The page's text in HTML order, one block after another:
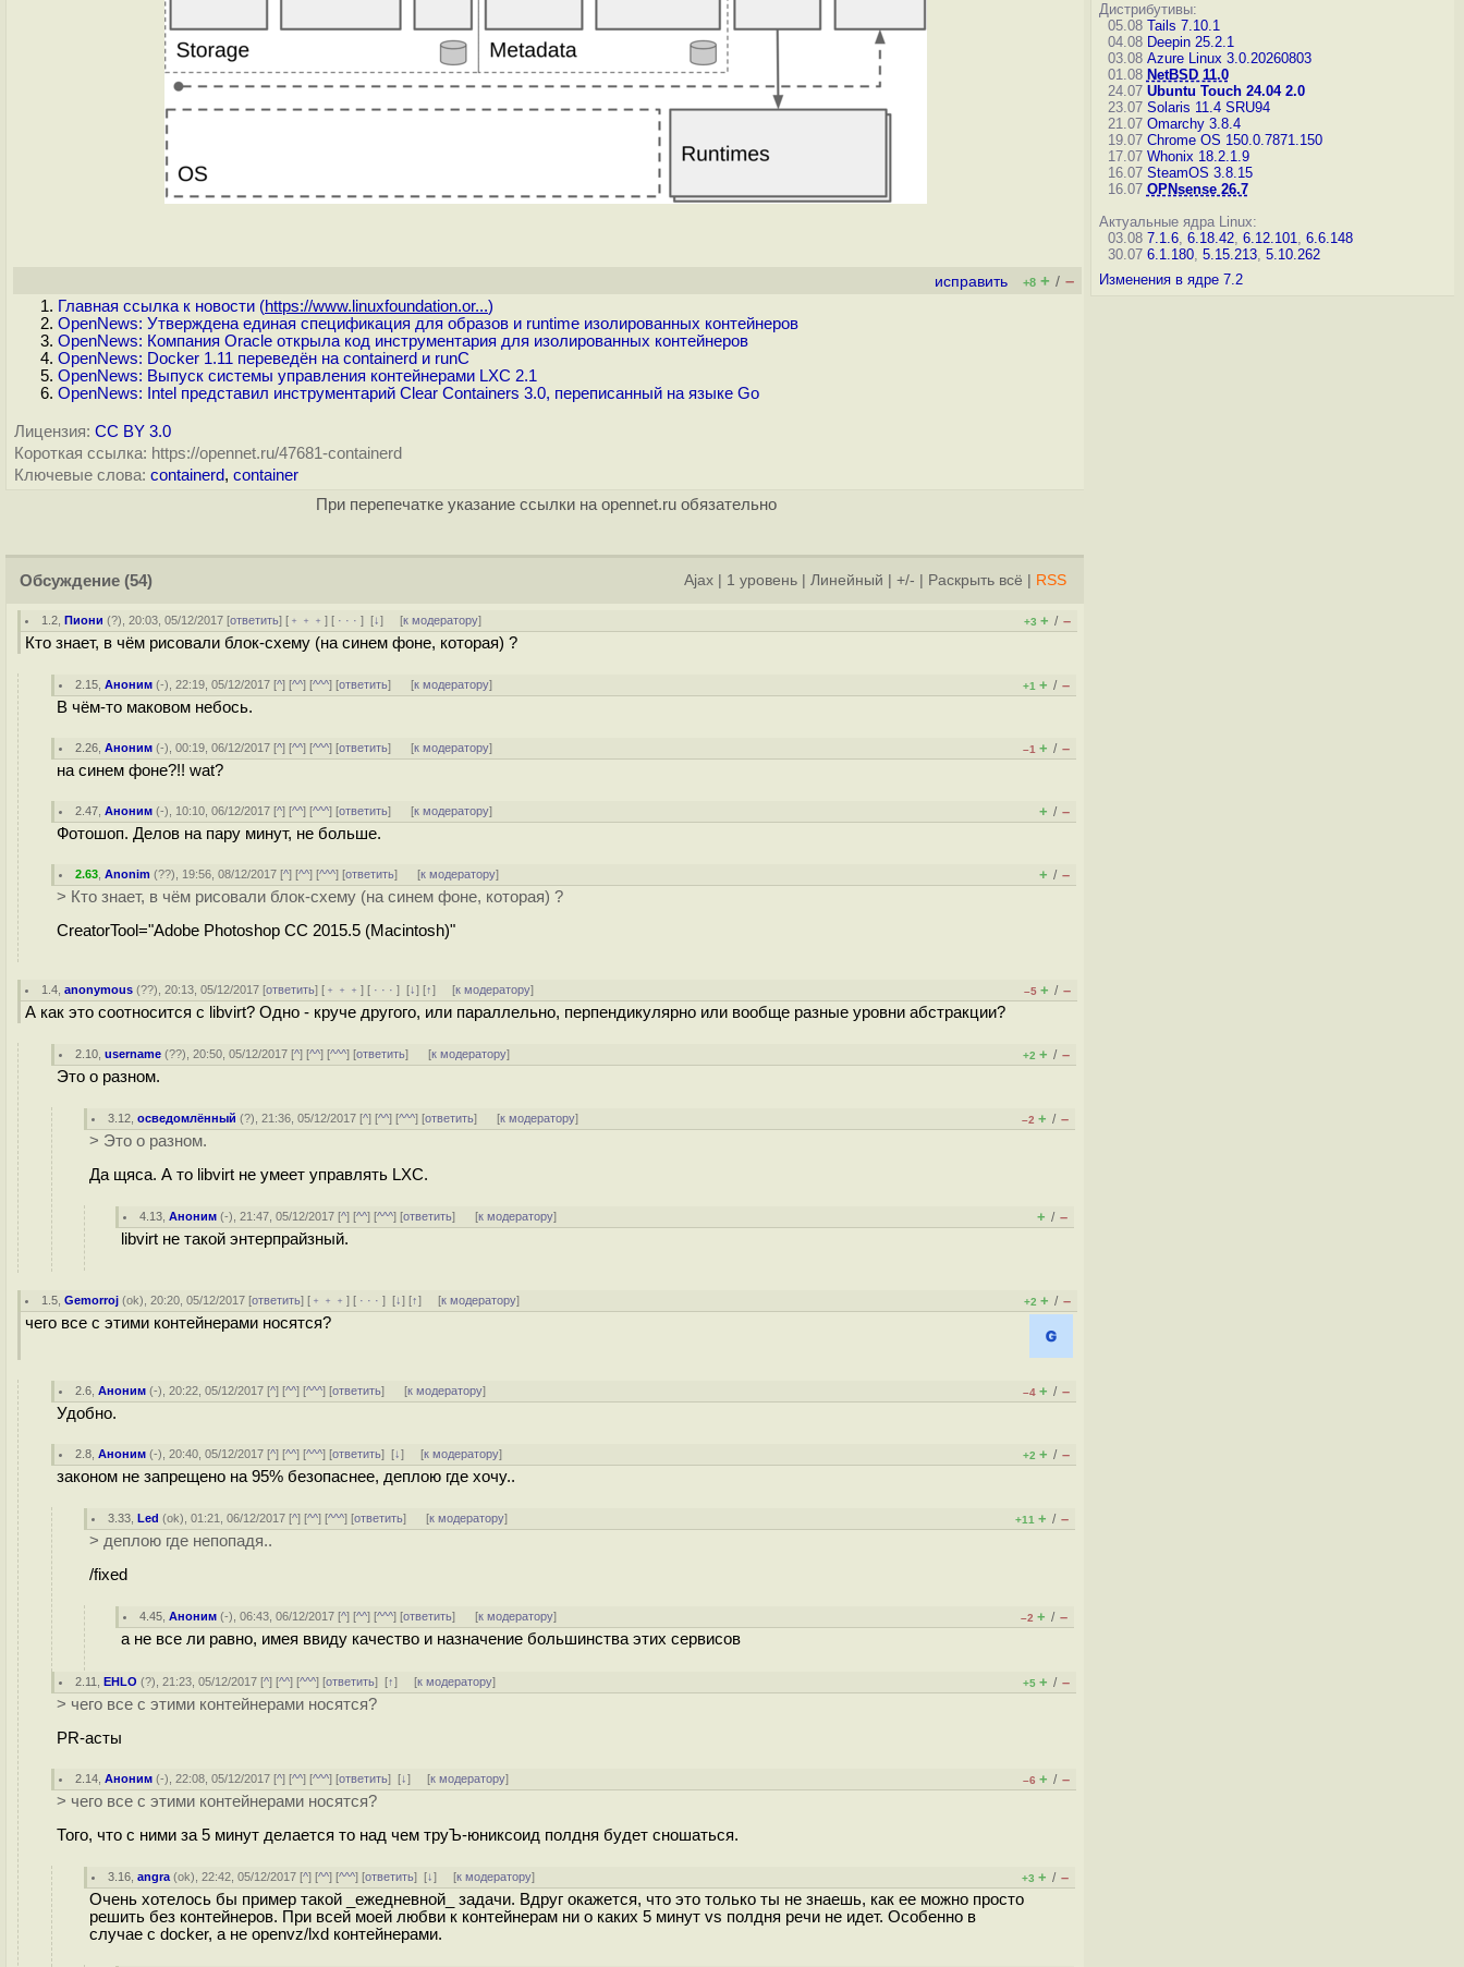
исправить +8 + / –
Главная ссылка к новости (https://www.linuxfoundation.or...)
OpenNews: Утверждена единая спецификация для образов и runtime изолированных контейнеров
OpenNews: Компания Oracle открыла код инструментария для изолированных контейнеров
OpenNews: Docker 1.11 переведён на containerd и runC
OpenNews: Выпуск системы управления контейнерами LXC 2.1
OpenNews: Intel представил инструментарий Clear Containers 3.0, переписанный на языке Go
Лицензия: CC BY 3.0
Короткая ссылка: https://opennet.ru/47681-containerd
Ключевые слова: containerd, container
При перепечатке указание ссылки на opennet.ru обязательно
Обсуждение (54) Ajax 1 уровень Линейный +/- Раскрыть всё RSS
1.2 ,Пиони (?), 20:03, 05/12/2017 [ответить] [ ﹢﹢﹢] [ · · ·][↓] [к модератору] +3 + / –
Кто знает, в чём рисовали блок-схему (на синем фоне, которая) ?
2.15 ,Аноним (-), 22:19, 05/12/2017 [^] [^^] [^^^] [ответить] [к модератору] +1 + / –
В чём-то маковом небось.
2.26 ,Аноним (-), 00:19, 06/12/2017 [^] [^^] [^^^] [ответить] [к модератору] –1 + / –
на синем фоне?!! wat?
2.47 ,Аноним (-), 10:10, 06/12/2017 [^] [^^] [^^^] [ответить] [к модератору] + / –
Фотошоп. Делов на пару минут, не больше.
2.63 ,Anonim (??), 19:56, 08/12/2017 [^] [^^] [^^^] [ответить] [к модератору] + / –
> Кто знает, в чём рисовали блок-схему (на синем фоне, которая) ?
CreatorTool="Adobe Photoshop CC 2015.5 (Macintosh)"
1.4 ,anonymous (??), 20:13, 05/12/2017 [ответить] [ ﹢﹢﹢] [ · · ·][↓] [↑] [к модератору] –5 + / –
А как это соотносится с libvirt? Одно - круче другого, или параллельно, перпендикулярно или вообще разные уровни абстракции?
2.10 ,username (??), 20:50, 05/12/2017 [^] [^^] [^^^] [ответить] [к модератору] +2 + / –
Это о разном.
3.12 ,осведомлённый (?), 21:36, 05/12/2017 [^] [^^] [^^^] [ответить] [к модератору] –2 + / –
> Это о разном.
Да щяса. А то libvirt не умеет управлять LXC.
4.13 ,Аноним (-), 21:47, 05/12/2017 [^] [^^] [^^^] [ответить] [к модератору] + / –
libvirt не такой энтерпрайзный.
1.5 ,Gemorroj (ok), 20:20, 05/12/2017 [ответить] [ ﹢﹢﹢] [ · · ·][↓] [↑] [к модератору] +2 + / –
чего все с этими контейнерами носятся?
2.6 ,Аноним (-), 20:22, 05/12/2017 [^] [^^] [^^^] [ответить] [к модератору] –4 + / –
Удобно.
2.8 ,Аноним (-), 20:40, 05/12/2017 [^] [^^] [^^^] [ответить][↓] [к модератору] +2 + / –
законом не запрещено на 95% безопаснее, деплою где хочу..
3.33 ,Led (ok), 01:21, 06/12/2017 [^] [^^] [^^^] [ответить] [к модератору] +11 + / –
> деплою где непопадя..
/fixed
4.45 ,Аноним (-), 06:43, 06/12/2017 [^] [^^] [^^^] [ответить] [к модератору] –2 + / –
а не все ли равно, имея ввиду качество и назначение большинства этих сервисов
2.11 ,EHLO (?), 21:23, 05/12/2017 [^] [^^] [^^^] [ответить][↑] [к модератору] +5 + / –
> чего все с этими контейнерами носятся?
PR-асты
2.14 ,Аноним (-), 22:08, 05/12/2017 [^] [^^] [^^^] [ответить][↓] [к модератору] –6 + / –
> чего все с этими контейнерами носятся?
Того, что с ними за 5 минут делается то над чем труЪ-юниксоид полдня будет сношаться.
3.16 ,angra (ok), 22:42, 05/12/2017 [^] [^^] [^^^] [ответить][↓] [к модератору] +3 + / –
Очень хотелось бы пример такой _ежедневной_ задачи. Вдруг окажется, что это только ты не знаешь, как ее можно просто
решить без контейнеров. При всей моей любви к контейнерам ни о каких 5 минут vs полдня речи не идет. Особенно в
случае с docker, а не openvz/lxd контейнерами.
Дистрибутивы:
05.08 Tails 7.10.1
04.08 Deepin 25.2.1
03.08 Azure Linux 3.0.20260803
01.08 NetBSD 11.0
24.07 Ubuntu Touch 24.04 2.0
23.07 Solaris 11.4 SRU94
21.07 Omarchy 3.8.4
19.07 Chrome OS 150.0.7871.150
17.07 Whonix 18.2.1.9
16.07 SteamOS 3.8.15
16.07 OPNsense 26.7
Актуальные ядра Linux:
03.08 7.1.6, 6.18.42, 6.12.101, 6.6.148
30.07 6.1.180, 5.15.213, 5.10.262
Изменения в ядре 7.2